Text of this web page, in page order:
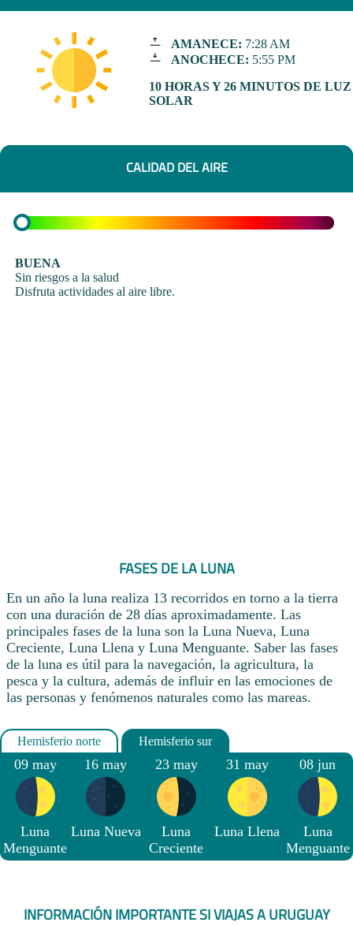
AMANECE: 7:28 AM
ANOCHECE: 5:55 PM
10 HORAS Y 26 MINUTOS DE LUZ
SOLAR
CALIDAD DEL AIRE
BUENA
Sin riesgos a la salud
Disfruta actividades al aire libre.
FASES DE LA LUNA
En un año la luna realiza 13 recorridos en torno a la tierra
con una duración de 28 días aproximadamente. Las
principales fases de la luna son la Luna Nueva, Luna
Creciente, Luna Llena y Luna Menguante. Saber las fases
de la luna es útil para la navegación, la agricultura, la
pesca y la cultura, además de influir en las emociones de
las personas y fenómenos naturales como las mareas.
09 may
Luna
Menguante
16 may
Luna Nueva
23 may
Luna
Creciente
31 may
Luna Llena
08 jun
Luna
Menguante
INFORMACIÓN IMPORTANTE SI VIAJAS A URUGUAY